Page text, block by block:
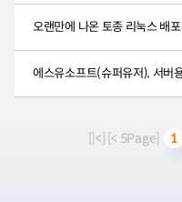
오랜만에 나온 토종 리눅스 배
[|<] [< 5Page] 1